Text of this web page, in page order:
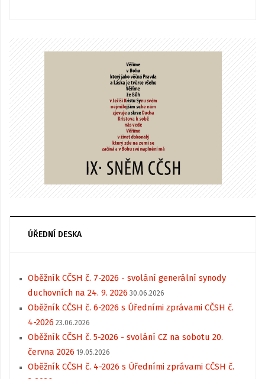
ÚŘEDNÍ DESKA
Oběžník CČSH č. 7-2026 - svolání generální synody
duchovních na 24. 9. 2026 30.06.2026
Oběžník CČSH č. 6-2026 s Úředními zprávami CČSH č.
4-2026 23.06.2026
Oběžník CČSH č. 5-2026 - svolání CZ na sobotu 20.
června 2026 19.05.2026
Oběžník CČSH č. 4-2026 s Úředními zprávami CČSH č.